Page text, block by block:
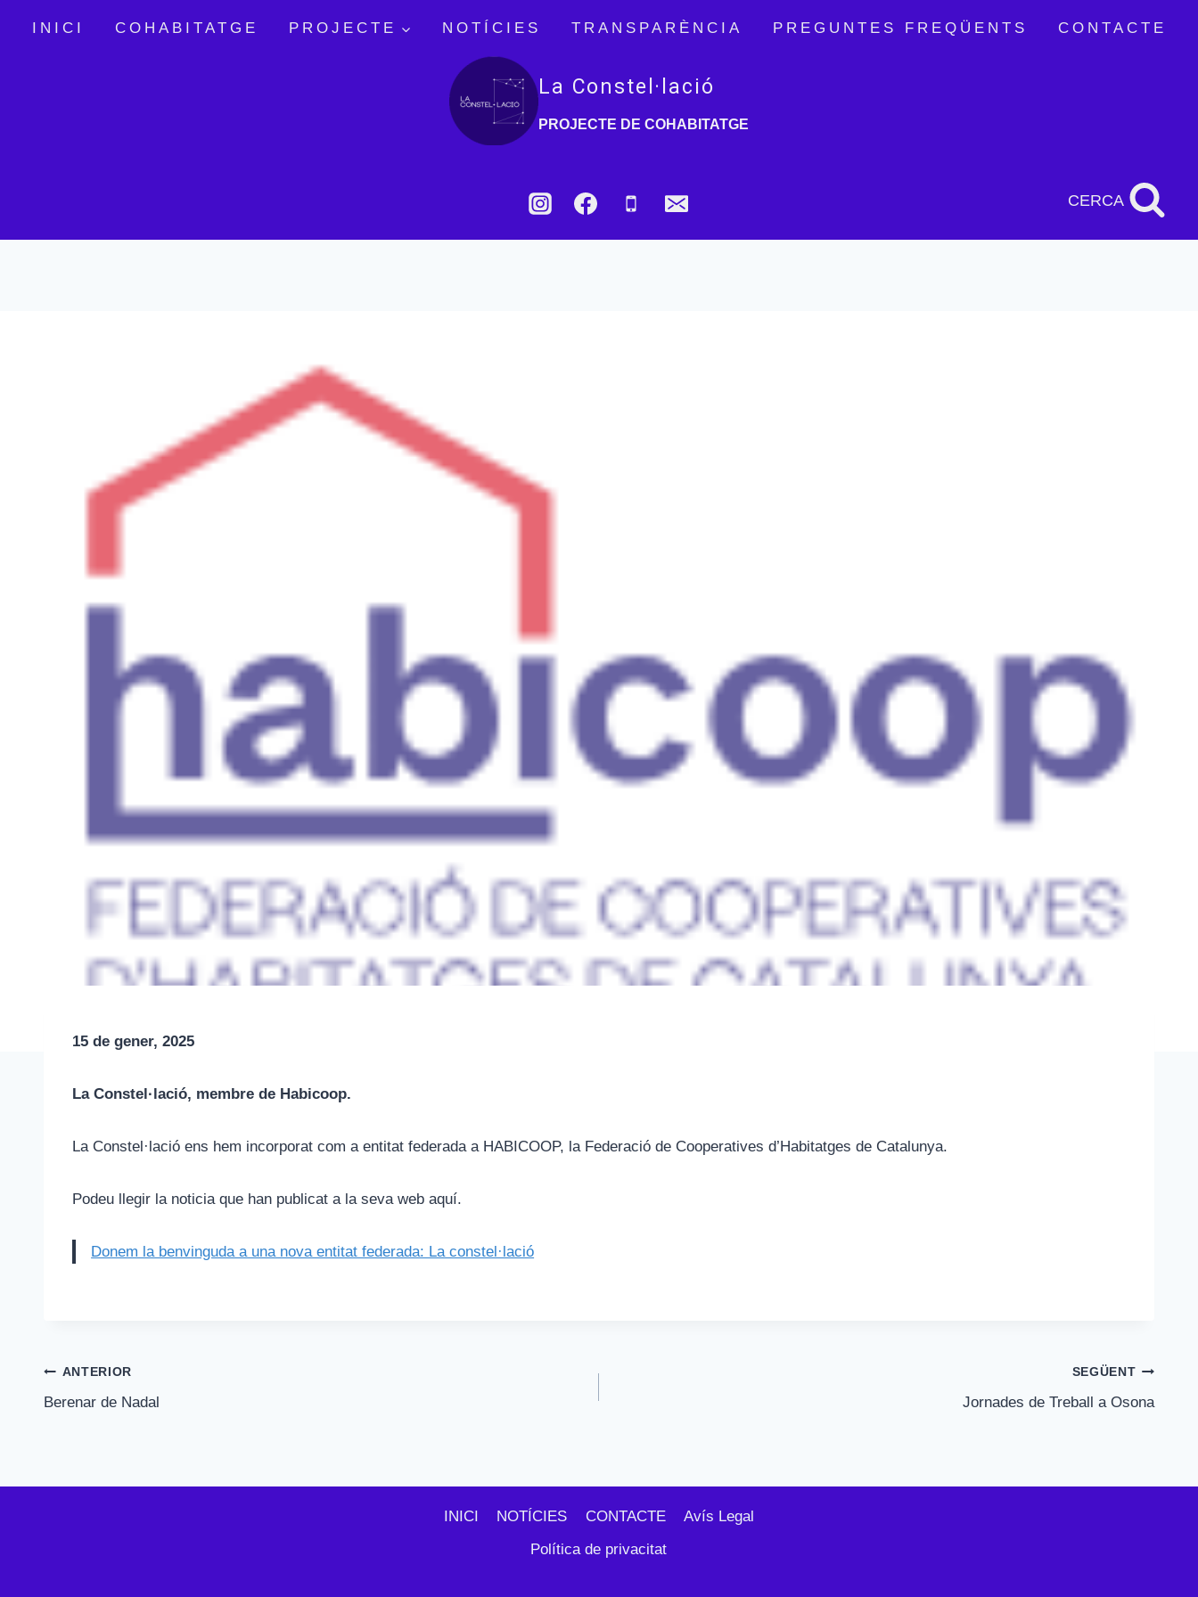
INICI COHABITATGE PROJECTE NOTÍCIES TRANSPARÈNCIA PREGUNTES FREQÜENTS CONTACTE
La Constel·lació
PROJECTE DE COHABITATGE
CERCA
15 de gener, 2025
La Constel·lació, membre de Habicoop.
La Constel·lació ens hem incorporat com a entitat federada a HABICOOP, la Federació de Cooperatives d’Habitatges de Catalunya.
Podeu llegir la noticia que han publicat a la seva web aquí.
Donem la benvinguda a una nova entitat federada: La constel·lació
Navegació
d'entrades
ANTERIOR
Berenar de Nadal
SEGÜENT
Jornades de Treball a Osona
INICI NOTÍCIES CONTACTE
Avís Legal
Política de privacitat